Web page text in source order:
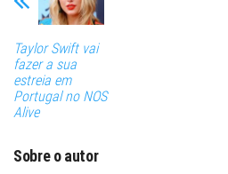
Taylor Swift vai
fazer a sua
estreia em
Portugal no NOS
Alive
Sobre o autor